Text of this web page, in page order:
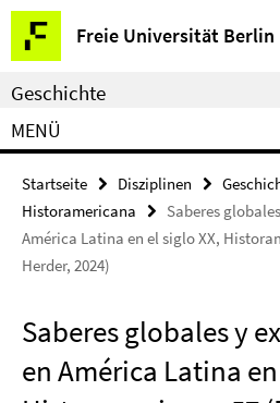
Springe
direkt
zu
Inhalt
Freie Universität Berlin
Service-
Navigation
Geschichte
MENÜ
Startseite Disziplinen
Historamericana
Saberes
América Latina en el siglo XX,
Herder, 2024)
Saberes globales y
en América Latina